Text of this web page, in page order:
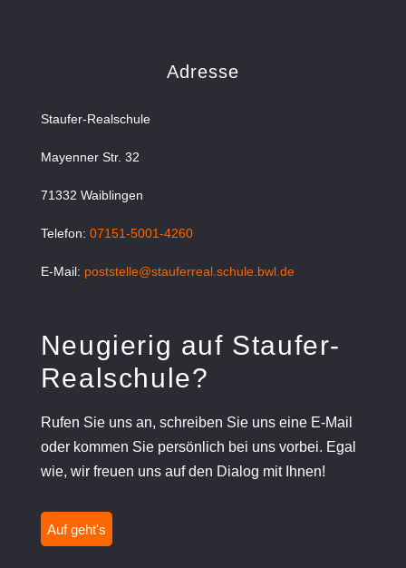
Adresse
Staufer-Realschule
Mayenner Str. 32
71332 Waiblingen
Telefon: 07151-5001-4260
E-Mail: poststelle@stauferreal.schule.bwl.de
Neugierig auf Staufer-
Realschule?
Rufen Sie uns an, schreiben Sie uns eine E-Mail
oder kommen Sie persönlich bei uns vorbei. Egal
wie, wir freuen uns auf den Dialog mit Ihnen!
Auf geht's